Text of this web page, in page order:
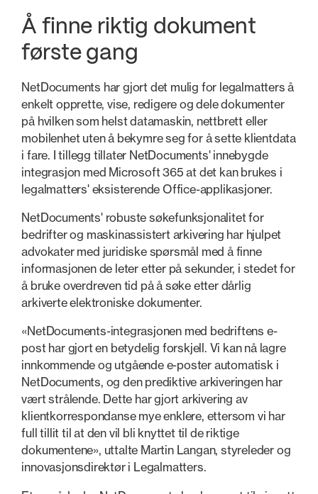
Å finne riktig dokument
første gang
NetDocuments har gjort det mulig for legalmatters å
enkelt opprette, vise, redigere og dele dokumenter
på hvilken som helst datamaskin, nettbrett eller
mobilenhet uten å bekymre seg for å sette klientdata
i fare. I tillegg tillater NetDocuments' innebygde
integrasjon med Microsoft 365 at det kan brukes i
legalmatters' eksisterende Office-applikasjoner.
NetDocuments' robuste søkefunksjonalitet for
bedrifter og maskinassistert arkivering har hjulpet
advokater med juridiske spørsmål med å finne
informasjonen de leter etter på sekunder, i stedet for
å bruke overdreven tid på å søke etter dårlig
arkiverte elektroniske dokumenter.
«NetDocuments-integrasjonen med bedriftens e-
post har gjort en betydelig forskjell. Vi kan nå lagre
innkommende og utgående e-poster automatisk i
NetDocuments, og den prediktive arkiveringen har
vært strålende. Dette har gjort arkivering av
klientkorrespondanse mye enklere, ettersom vi har
full tillit til at den vil bli knyttet til de riktige
dokumentene», uttalte Martin Langan, styreleder og
innovasjonsdirektør i Legalmatters.